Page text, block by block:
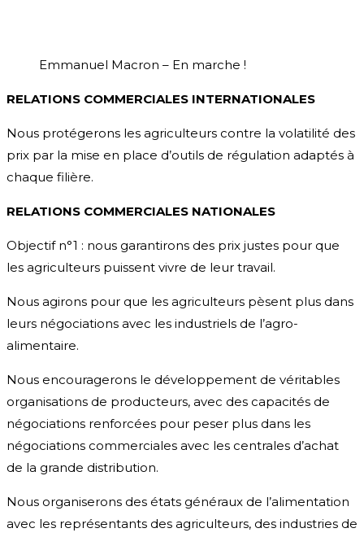
Emmanuel Macron – En marche !
RELATIONS COMMERCIALES INTERNATIONALES
Nous protégerons les agriculteurs contre la volatilité des
prix par la mise en place d’outils de régulation adaptés à
chaque filière.
RELATIONS COMMERCIALES NATIONALES
Objectif n°1 : nous garantirons des prix justes pour que
les agriculteurs puissent vivre de leur travail.
Nous agirons pour que les agriculteurs pèsent plus dans
leurs négociations avec les industriels de l’agro-
alimentaire.
Nous encouragerons le développement de véritables
organisations de producteurs, avec des capacités de
négociations renforcées pour peser plus dans les
négociations commerciales avec les centrales d’achat
de la grande distribution.
Nous organiserons des états généraux de l’alimentation
avec les représentants des agriculteurs, des industries de